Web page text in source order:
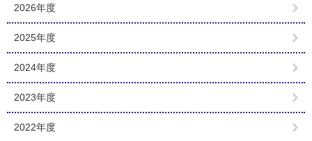
2026年度
2025年度
2024年度
2023年度
2022年度